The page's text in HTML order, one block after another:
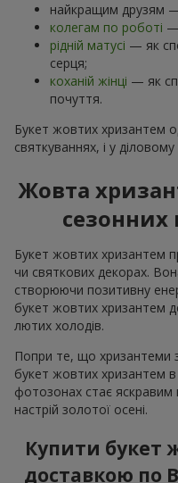
найкращим друзям
колегам по роботі —
рідній матусі — як
серця;
коханій жінці — як
почуття.
Букет жовтих хризантем
святкуваннях, і у
Жовта
сезонних
Букет жовтих хризантем
чи святкових декорах.
створюючи позитивну
букет жовтих хризантем
лютих холодів.
Попри те, що хризантеми
букет жовтих хризантем
фотозонах стає
настрій золотої осені.
Купити букет
доставкою по